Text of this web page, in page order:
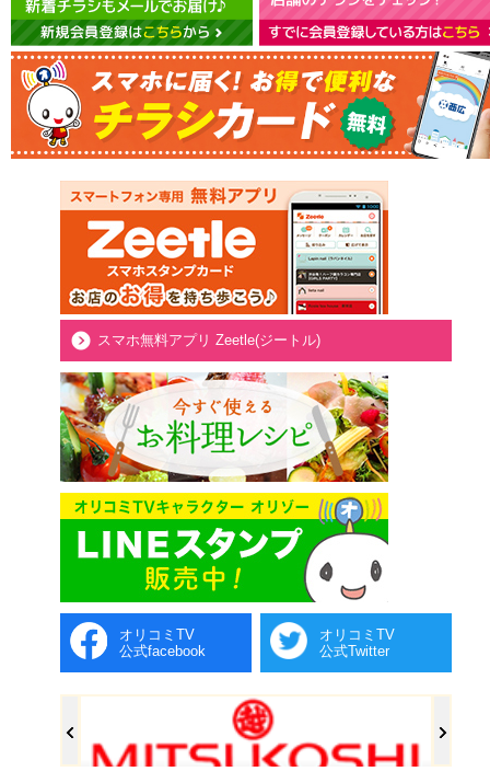
スマホ無料アプリ Zeetle(ジートル)
オリコミTV
公式facebook
オリコミTV
公式Twitter